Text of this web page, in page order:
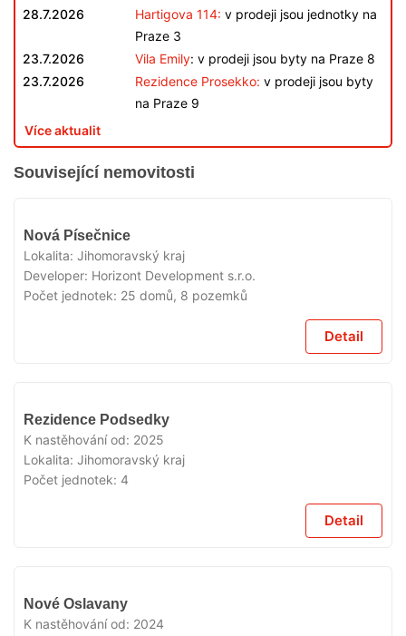
28.7.2026
Hartigova 114: v prodeji jsou jednotky na
Praze 3
23.7.2026
Vila Emily: v prodeji jsou byty na Praze 8
23.7.2026
Rezidence Prosekko: v prodeji jsou byty
na Praze 9
Více aktualit
Související nemovitosti
Nová Písečnice
Lokalita: Jihomoravský kraj
Developer: Horizont Development s.r.o.
Počet jednotek: 25 domů, 8 pozemků
Detail
Rezidence Podsedky
K nastěhování od: 2025
Lokalita: Jihomoravský kraj
Počet jednotek: 4
Detail
Nové Oslavany
K nastěhování od: 2024